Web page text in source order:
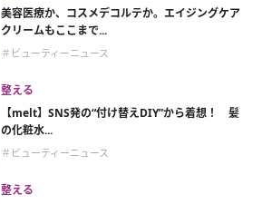
美容医療か、コスメデコルテか。エイジングケア
クリームもここまで...
＃ビューティーニュース
整える
【melt】SNS発の“付け替えDIY”から着想！ 髪
の化粧水...
＃ビューティーニュース
整える